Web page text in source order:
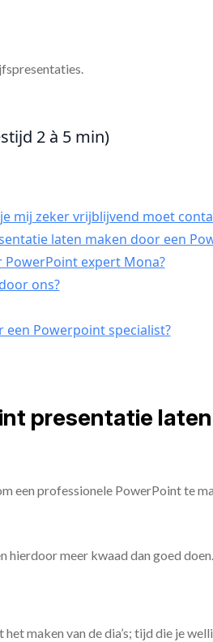
2 à 5 min)
mij zeker vrijblijvend moet
laten maken door een
expert Mona?
ons?
Powerpoint specialist?
presentatie
een professionele PowerPoint te
hierdoor meer kwaad dan goed doen.
maken van de dia’s; tijd die je